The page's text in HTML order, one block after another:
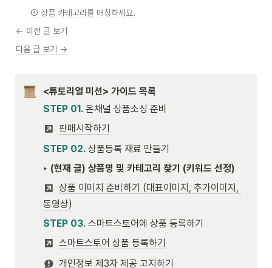
④ 상품 카테고리를 매칭하세요.
← 이전 글 보기
다음 글 보기 →
<튜토리얼 미션> 가이드 목록
STEP 01. 온채널 상품소싱 준비
판매시작하기
STEP 02. 상품등록 재료 만들기
‣ (현재 글) 상품명 및 카테고리 찾기 (키워드 선정)
상품 이미지 준비하기 (대표이미지, 추가이미지,
동영상)
STEP 03. 스마트스토어에 상품 등록하기
스마트스토어 상품 등록하기
개인정보 제3자 제공 고지하기